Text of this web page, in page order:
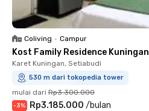
Coliving • Campur
Kost Family Residence Kuningan
Karet Kuningan, Setiabudi
530 m dari tokopedia tower
mulai dari Rp3.300.000
-3% Rp3.185.000 /bulan